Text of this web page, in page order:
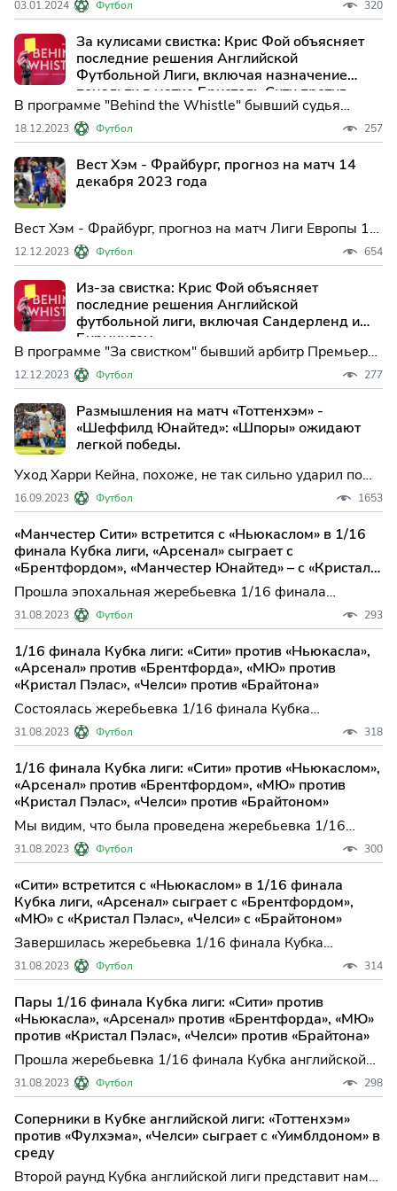
защитник решил досрочно покинуть шотландский клуб
"Абердин", где он провел некоторое время на аренде.
03.01.2024 Футбол 320
За кулисами свистка: Крис Фой объясняет
последние решения Английской
Футбольной Лиги, включая назначение
пенальти в матче Бристоль Сити против
Сандерленда.
В программе "Behind the Whistle" бывший судья
Премьер-лиги и Футбольной лиги Крис Фой
рассматривает ключевые решения на матчах
Чемпионшипа, Лиги 1 и Лиги 2.
18.12.2023 Футбол 257
Вест Хэм - Фрайбург, прогноз на матч 14
декабря 2023 года
Вест Хэм - Фрайбург, прогноз на матч Лиги Европы 14
декабря 2023 года
12.12.2023 Футбол 654
Из-за свистка: Крис Фой объясняет
последние решения Английской
футбольной лиги, включая Сандерленд и
Бирмингем.
В программе "За свистком" бывший арбитр Премьер-
лиги и Футбольной лиги Крис Фой рассматривает
несколько ключевых решений в матчах Чемпионшипа,
Лиги 1 и Лиги 2.
12.12.2023 Футбол 277
Размышления на матч «Тоттенхэм» -
«Шеффилд Юнайтед»: «Шпоры» ожидают
легкой победы.
Уход Харри Кейна, похоже, не так сильно ударил по
«Тоттенхэму», как ожидалось, и «Шпоры» подходят к
поединку с «Шеффилд Юнайтед» в эти выходные в
хорошем настроении.
16.09.2023 Футбол 1653
«Манчестер Сити» встретится с «Ньюкаслом» в 1/16
финала Кубка лиги, «Арсенал» сыграет с
«Брентфордом», «Манчестер Юнайтед» – с «Кристал
Пэлас», «Челси» – с «Брайтоном»
Прошла эпохальная жеребьевка 1/16 финала
престижного Кубка английской лиги. В эпическом
третьем раунде турнира великолепные соперники
скрестят свои топоры и сойдутся на поле сражения в
следующих невероятных поединках: «Ипсвич» –
«Вулверхэмптон»; «Экс
31.08.2023 Футбол 293
1/16 финала Кубка лиги: «Сити» против «Ньюкасла»,
«Арсенал» против «Брентфорда», «МЮ» против
«Кристал Пэлас», «Челси» против «Брайтона»
Состоялась жеребьевка 1/16 финала Кубка
английской лиги, и теперь мы знаем, с кем столкнутся
команды в третьем раунде турнира. Впереди нас ждут
захватывающие матчи, где силы сойдутся в
поединках: «Ипсвич» против «Вулверхэмптона»;
«Эксетер» против «Л
31.08.2023 Футбол 318
1/16 финала Кубка лиги: «Сити» против «Ньюкаслом»,
«Арсенал» против «Брентфордом», «МЮ» против
«Кристал Пэлас», «Челси» против «Брайтоном»
Мы видим, что была проведена жеребьевка 1/16
финала Кубка английской лиги. Это событие придало
турниру новую волну интереса и возбуждения. В этом
раунде мы сможем увидеть встречи между
следующими командами: «Ипсвич» против
«Вулверхэмптона»; «Эксетер»
31.08.2023 Футбол 300
«Сити» встретится с «Ньюкаслом» в 1/16 финала
Кубка лиги, «Арсенал» сыграет с «Брентфордом»,
«МЮ» с «Кристал Пэлас», «Челси» с «Брайтоном»
Завершилась жеребьевка 1/16 финала Кубка
английской лиги, оставив за собой
головокружительное ощущение непредсказуемости.
Пары команд, которые сойдутся на поле в третьем
раунде турнира, уже определены и готовы доставить
нам массу футбольного удовольс
31.08.2023 Футбол 314
Пары 1/16 финала Кубка лиги: «Сити» против
«Ньюкасла», «Арсенал» против «Брентфорда», «МЮ»
против «Кристал Пэлас», «Челси» против «Брайтона»
Прошла жеребьевка 1/16 финала Кубка английской
лиги. В третьем этапе соревнований встретятся
следующие дуэлирующиеся команды: «Ипсвич» –
«Вулверхэмптон»; «Эксетер» – «Лутон»; «Астон Вилла»
– «Эвертон»; «Манчестер Юнайтед» – «Кристал Пэлас»;
«Порт Вей
31.08.2023 Футбол 298
Соперники в Кубке английской лиги: «Тоттенхэм»
против «Фулхэма», «Челси» сыграет с «Уимблдоном» в
среду
Второй раунд Кубка английской лиги представит нам